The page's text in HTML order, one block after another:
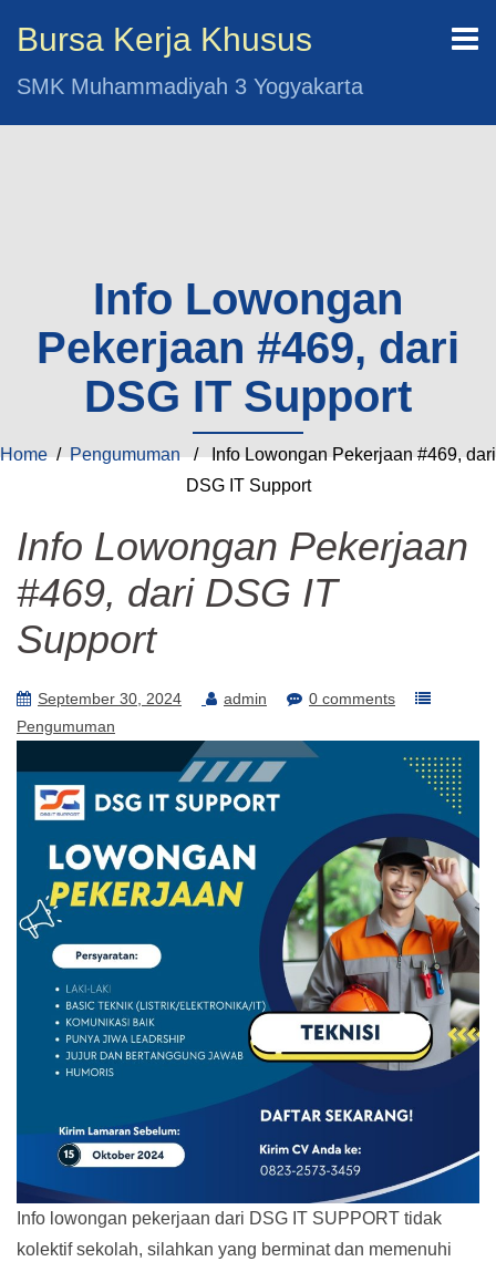
Bursa Kerja Khusus
SMK Muhammadiyah 3 Yogyakarta
Info Lowongan
Pekerjaan #469, dari
DSG IT Support
Home/Pengumuman/ Info Lowongan Pekerjaan #469, dari
DSG IT Support
Info Lowongan Pekerjaan
#469, dari DSG IT
Support
September 30, 2024 admin
0 comments
Pengumuman
Info lowongan pekerjaan dari DSG IT SUPPORT tidak
kolektif sekolah, silahkan yang berminat dan memenuhi